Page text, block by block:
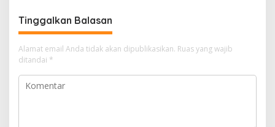
g
a
s
i
p
Tinggalkan Balasan
Alamat email Anda tidak akan dipublikasikan. Ruas yang wajib
ditandai *